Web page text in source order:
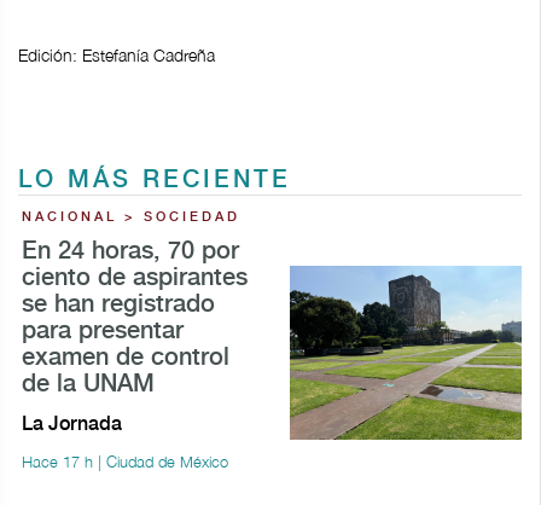
Edición: Estefanía Cadreña
LO MÁS RECIENTE
NACIONAL > SOCIEDAD
En 24 horas, 70 por
ciento de aspirantes
se han registrado
para presentar
examen de control
de la UNAM
La Jornada
Hace 17 h | Ciudad de México